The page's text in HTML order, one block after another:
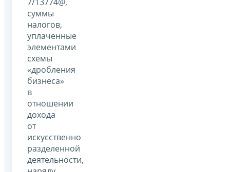
суммы
налогов,
уплаченные
элементами
схемы
«дробления
бизнеса»
в
отношении
дохода
от
искусственно
разделенной
деятельности,